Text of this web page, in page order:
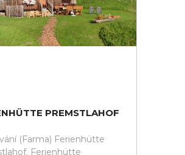
PREMSTLAHOF
(Farma) Ferienhütte
Ferienhütte